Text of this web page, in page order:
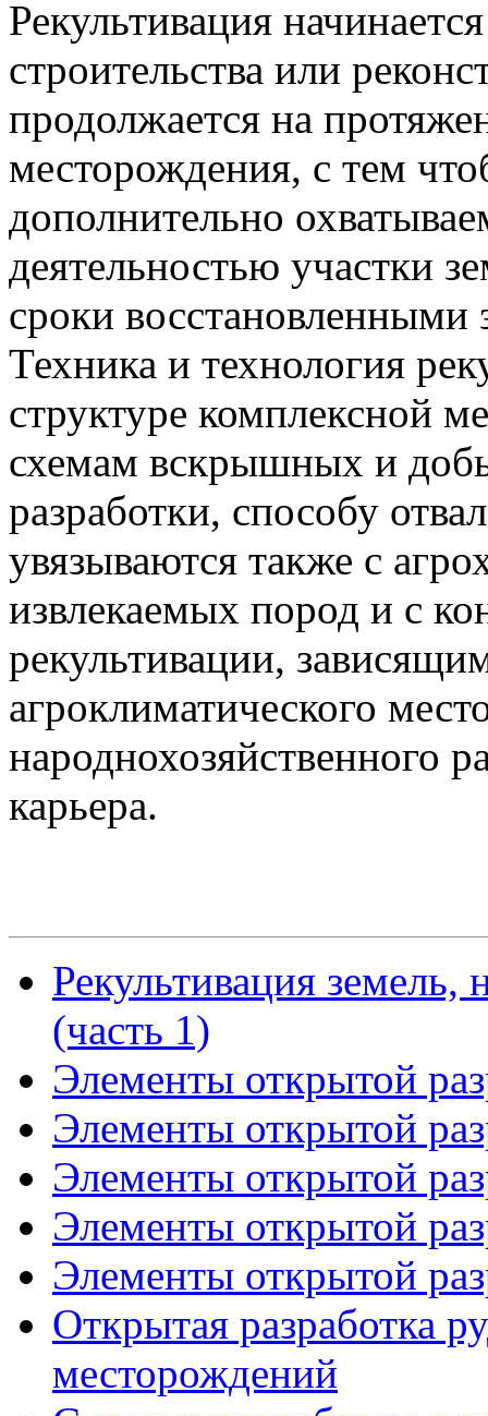
Рекультивация
строительства или
продолжается на
месторождения, с тем
дополнительно
деятельностью участки
сроки
Техника и технология
структуре комплексной
схемам вскрышных и
разработки, способу
увязываются также с
извлекаемых пород и с
рекультивации,
агроклиматического
народнохозяйственного
карьера.
Рекультивация
(часть 1)
Элементы открытой
Элементы открытой
Элементы открытой
Элементы открытой
Элементы открытой
Открытая разработка
месторождений